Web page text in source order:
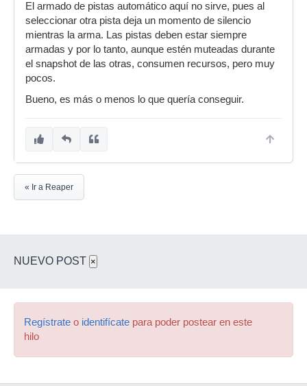
El armado de pistas automático aquí no sirve, pues al
seleccionar otra pista deja un momento de silencio
mientras la arma. Las pistas deben estar siempre
armadas y por lo tanto, aunque estén muteadas durante
el snapshot de las otras, consumen recursos, pero muy
pocos.
Bueno, es más o menos lo que quería conseguir.
« Ir a Reaper
NUEVO POST ×
Regístrate o identifícate para poder postear en este
hilo